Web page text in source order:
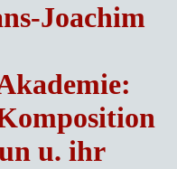
Joachim
u. ihr